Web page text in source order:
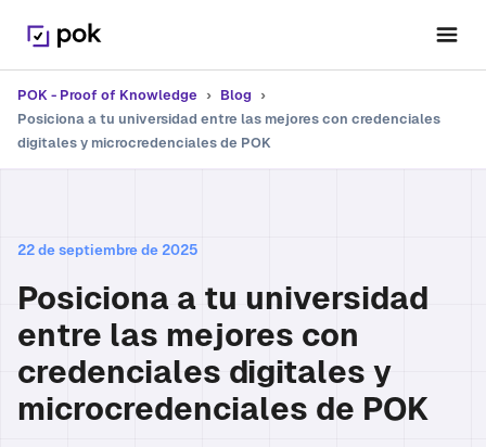
POK - Proof of Knowledge › Blog
›
Posiciona a tu universidad entre las mejores con credenciales
digitales y microcredenciales de POK
22 de septiembre de 2025
Posiciona a tu universidad
entre las mejores con
credenciales digitales y
microcredenciales de POK